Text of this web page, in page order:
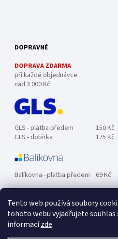
Tento web používá soubory
tohoto webu vyjadřujete souhlas
informacízde.
DOPRAVNÉ
DOPRAVA ZDARMA
při každé objednávce
nad 3 000 Kč
GLS - platba předem
150 Kč
GLS - dobírka
175 Kč
Balíkovna - platba předem 69 Kč
Zásilkovna - platba předem 89 Kč